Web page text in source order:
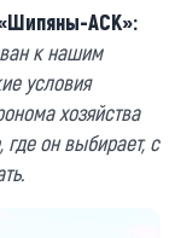
АСК»:
к нашим
условия
хозяйства
он выбирает, с